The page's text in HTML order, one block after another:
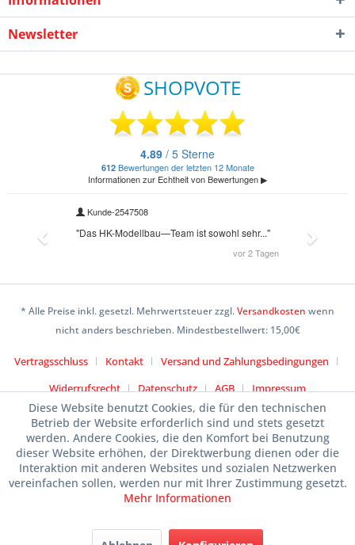
Newsletter
* Alle Preise inkl. gesetzl. Mehrwertsteuer zzgl.Versandkosten wenn
nicht anders beschrieben. Mindestbestellwert: 15,00€
Vertragsschluss Kontakt
Versand und Zahlungsbedingungen
Widerrufsrecht
Datenschutz AGB Impressum
Diese Website benutzt Cookies, die für den technischen
Betrieb der Website erforderlich sind und stets gesetzt
werden. Andere Cookies, die den Komfort bei Benutzung
dieser Website erhöhen, der Direktwerbung dienen oder die
Interaktion mit anderen Websites und sozialen Netzwerken
vereinfachen sollen, werden nur mit Ihrer Zustimmung gesetzt.
Mehr Informationen